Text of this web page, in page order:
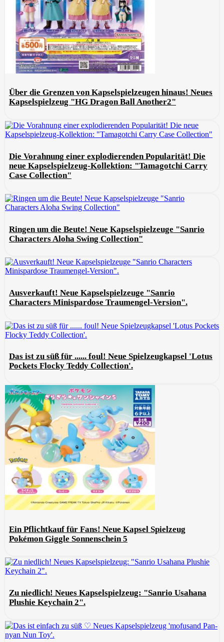
Über die Grenzen von Kapselspielzeugen hinaus! Neues
Kapselspielzeug "HG Dragon Ball Another2"
Die Vorahnung einer explodierenden Popularität! Die
neue Kapselspielzeug-Kollektion: "Tamagotchi Carry
Case Collection"
Ringen um die Beute! Neue Kapselspielzeuge "Sanrio
Characters Aloha Swing Collection"
Ausverkauft! Neue Kapselspielzeuge "Sanrio
Characters Minispardose Traumengel-Version".
Das ist zu süß für ...... foul! Neue Spielzeugkapsel 'Lotus
Pockets Flocky Teddy Collection'.
Ein Pflichtkauf für Fans! Neue Kapsel Spielzeug
Pokémon Giggle Sonnenschein 5
Zu niedlich! Neues Kapselspielzeug: "Sanrio Usahana
Plushie Keychain 2".